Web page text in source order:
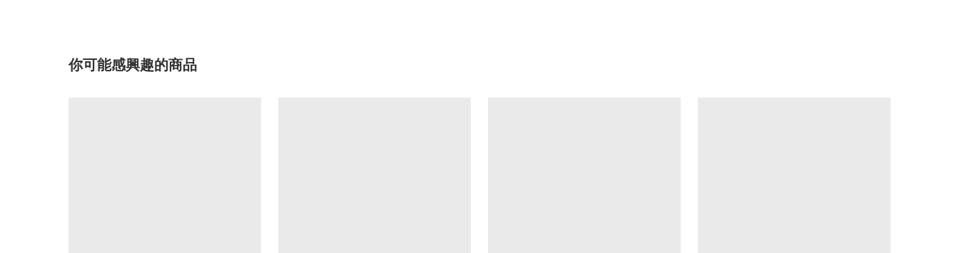
你可能感興趣的商品